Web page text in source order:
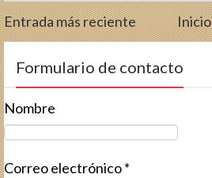
Entrada más reciente Inicio
Formulario de contacto
Nombre
Correo electrónico*